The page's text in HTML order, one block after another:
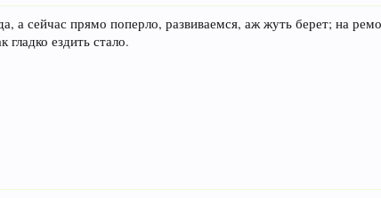
а сейчас прямо поперло, развиваемся, аж жуть берет; на
ездить стало.